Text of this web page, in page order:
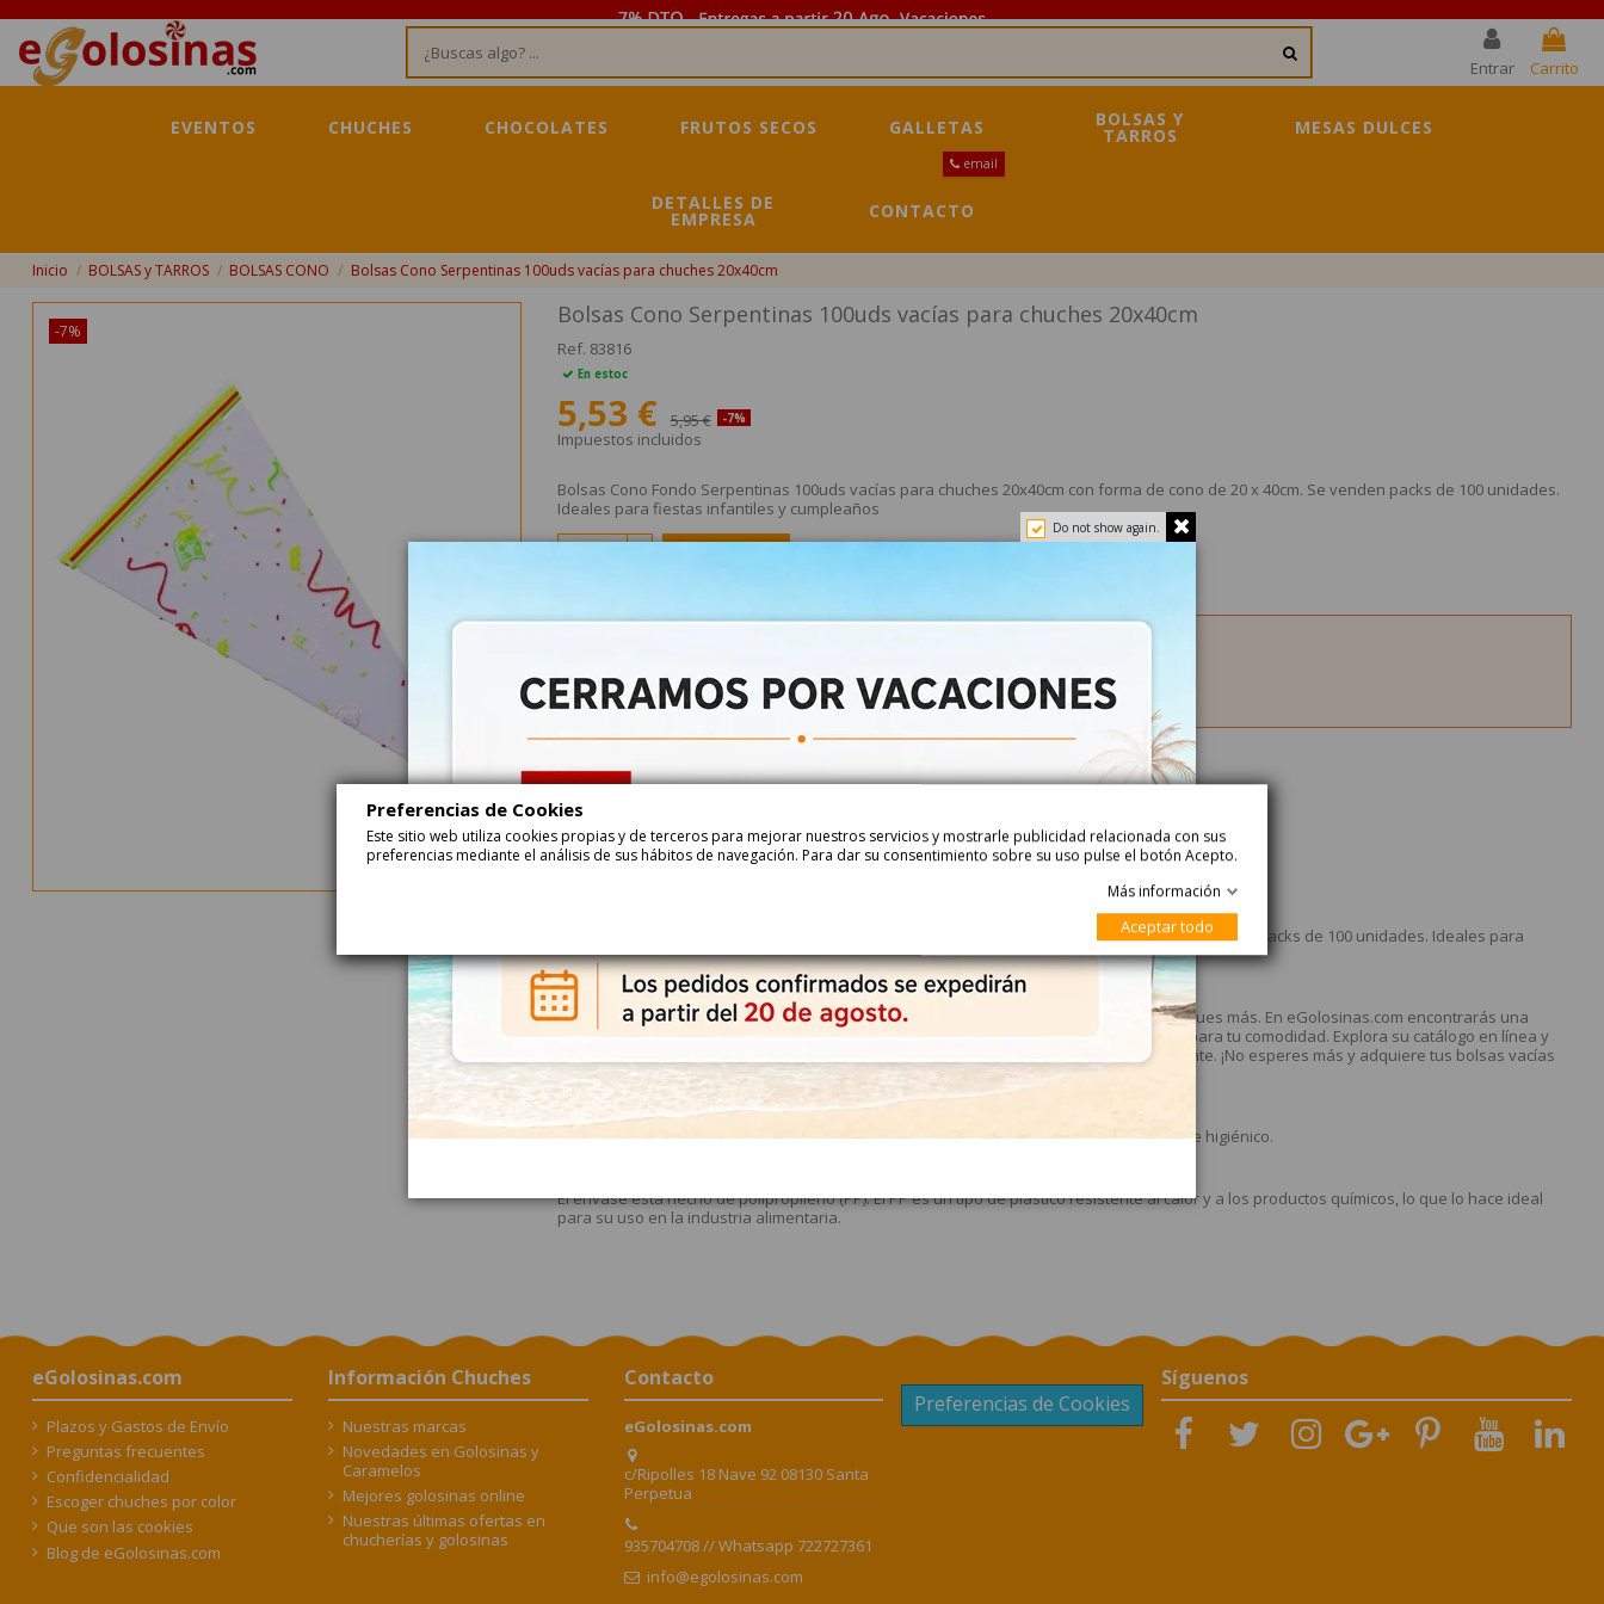
Entrar Carrito
EVENTOS CHUCHES CHOCOLATES FRUTOS SECOS GALLETAS BOLSAS Y
TARROS MESAS DULCES
DETALLES DE
EMPRESA CONTACTO
email
Inicio BOLSAS y TARROS BOLSAS CONO Bolsas Cono Serpentinas 100uds vacías para chuches 20x40cm
-7%
Bolsas Cono Serpentinas 100uds vacías para chuches 20x40cm
Ref. 83816
En estoc
5,53 € 5,95 € -7%
Impuestos incluidos
Bolsas Cono Fondo Serpentinas 100uds vacías para chuches 20x40cm con forma de cono de 20 x 40cm. Se venden packs de 100 unidades.
Ideales para fiestas infantiles y cumpleaños
entre25-08-2026 y26-08-2026con Correos Express Baleares
Descripción Detalle del Producto
Bolsas Cono Serpentinas 100uds vacías para chuches 20x40cm
BOLSA CONO CARAMELOS VACÍA es una bolsa VACÍA con forma de cono de 20 x 40cm. Se venden packs de 100 unidades. Ideales para
fiestas infantiles y cumpleaños
¿Dónde comprar Bolsas vacías para chuches?
Si estás buscando bolsas vacías para chuches de alta calidad y al mejor precio, no busques más. En eGolosinas.com encontrarás una
amplia variedad de bolsas para tus necesidades. Además, ofrecen entrega a domicilio para tu comodidad. Explora su catálogo en línea y
disfruta de la mejor experiencia de compra con precios competitivos y un servicio eficiente. ¡No esperes más y adquiere tus bolsas vacías
para chuches en eGolosinas.com hoy mismo!
¿Es una bolsa apta alimentación?
Las bolsas cono que disponemos son bolsas con el icono apta alimentación, resistente e higiénico.
El envase está hecho de polipropileno (PP). El PP es un tipo de plástico resistente al calor y a los productos químicos, lo que lo hace ideal
para su uso en la industria alimentaria.
eGolosinas.com
Plazos y Gastos de Envío
Preguntas frecuentes
Confidencialidad
Escoger chuches por color
Que son las cookies
Blog de eGolosinas.com
Información Chuches
Nuestras marcas
Novedades en Golosinas y
Caramelos
Mejores golosinas online
Nuestras últimas ofertas en
chucherías y golosinas
Contacto
eGolosinas.com
c/Ripolles 18 Nave 92 08130 Santa
Perpetua
935704708 // Whatsapp 722727361
info@egolosinas.com
Preferencias de Cookies
Síguenos
Do not show again.
Preferencias de Cookies
Este sitio web utiliza cookies propias y de terceros para mejorar nuestros servicios y mostrarle publicidad relacionada con sus
preferencias mediante el análisis de sus hábitos de navegación. Para dar su consentimiento sobre su uso pulse el botón Acepto.
Más información
Aceptar todo